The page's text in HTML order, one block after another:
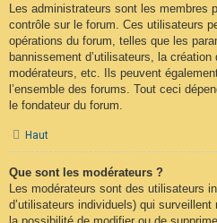
Les administrateurs sont les membres
contrôle sur le forum. Ces utilisateurs
opérations du forum, telles que les
bannissement d’utilisateurs, la
modérateurs, etc. Ils peuvent
l’ensemble des forums. Tout ceci
le fondateur du forum.
Haut
Que sont les modérateurs ?
Les modérateurs sont des utilisateurs
d’utilisateurs individuels) qui